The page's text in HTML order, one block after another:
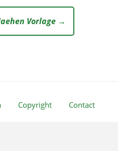
Vorlage →
Copyright Contact